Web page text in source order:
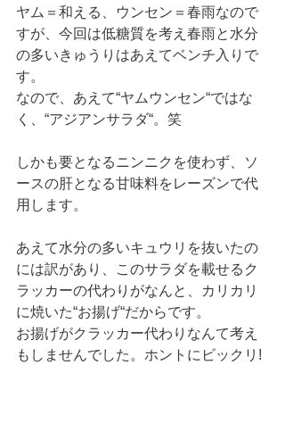
ヤム＝和える、ウンセン＝春雨なので
すが、今回は低糖質を考え春雨と水分
の多いきゅうりはあえてベンチ入りで
す。
なので、あえて“ヤムウンセン“ではな
く、“アジアンサラダ“。笑
しかも要となるニンニクを使わず、ソ
ースの肝となる甘味料をレーズンで代
用します。
あえて水分の多いキュウリを抜いたの
には訳があり、このサラダを載せるク
ラッカーの代わりがなんと、カリカリ
に焼いた“お揚げ“だからです。
お揚げがクラッカー代わりなんて考え
もしませんでした。ホントにビックリ!